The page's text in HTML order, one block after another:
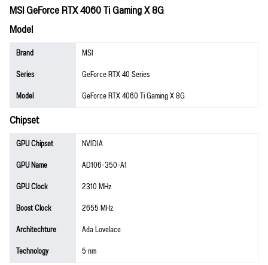
MSI GeForce RTX 4060 Ti Gaming X 8G
Model
Brand
MSI
Series
GeForce RTX 40 Series
Model
GeForce RTX 4060 Ti Gaming X 8G
Chipset
GPU Chipset
NVIDIA
GPU Name
AD106-350-A1
GPU Clock
2310 MHz
Boost Clock
2655 MHz
Architechture
Ada Lovelace
Technology
5 nm